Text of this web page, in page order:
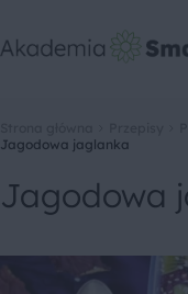
Jagodowa jaglanka
Jagodowa